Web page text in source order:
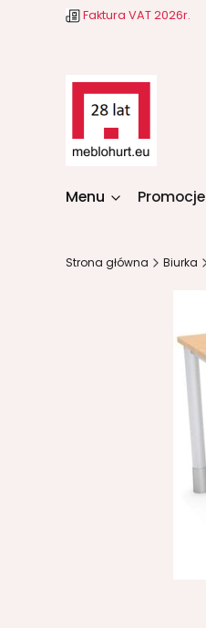
Faktura VAT 2026r.
Menu Promocje
Strona główna Biurka